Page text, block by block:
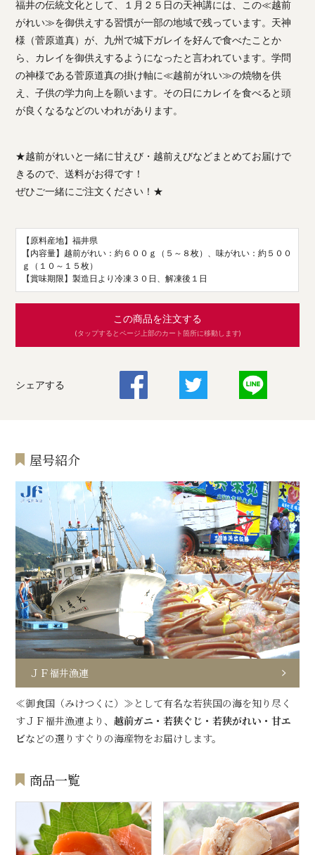
福井の伝統文化として、１月２５日の天神講には、この≪越前
がれい≫を御供えする習慣が一部の地域で残っています。天神
様（菅原道真）が、九州で城下ガレイを好んで食べたことか
ら、カレイを御供えするようになったと言われています。学問
の神様である菅原道真の掛け軸に≪越前がれい≫の焼物を供
え、子供の学力向上を願います。その日にカレイを食べると頭
が良くなるなどのいわれがあります。
★越前がれいと一緒に甘えび・越前えびなどまとめてお届けで
きるので、送料がお得です！
ぜひご一緒にご注文ください！★
【原料産地】福井県
【内容量】越前がれい：約６００ｇ（５～８枚）、味がれい：約５００
ｇ（１０～１５枚）
【賞味期限】製造日より冷凍３０日、解凍後１日
この商品を注文する
(タップするとページ上部のカート箇所に移動します)
シェアする
屋号紹介
ＪＦ福井漁連
≪御食国（みけつくに）≫として有名な若狭国の海を知り尽く
すＪＦ福井漁連より、越前ガニ・若狭ぐじ・若狭がれい・甘エ
ビなどの選りすぐりの海産物をお届けします。
商品一覧